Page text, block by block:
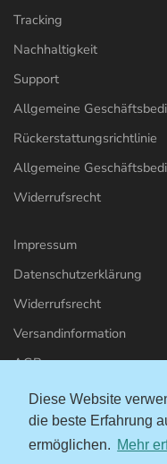
Diese Website
die beste Erfahrung
ermöglichen. Mehr
Tracking
Nachhaltigkeit
Support
Allgemeine
Rückerstattungsrichtlinie
Allgemeine
Widerrufsrecht
Impressum
Datenschutzerklärung
Widerrufsrecht
Versandinformation
AGBs
Kontakt & Support
info@meer-weh.de